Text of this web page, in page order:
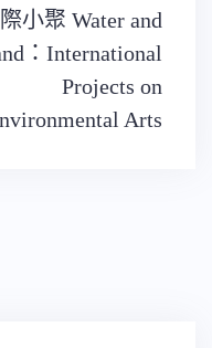
小聚 Water and
：International
Projects on
Arts